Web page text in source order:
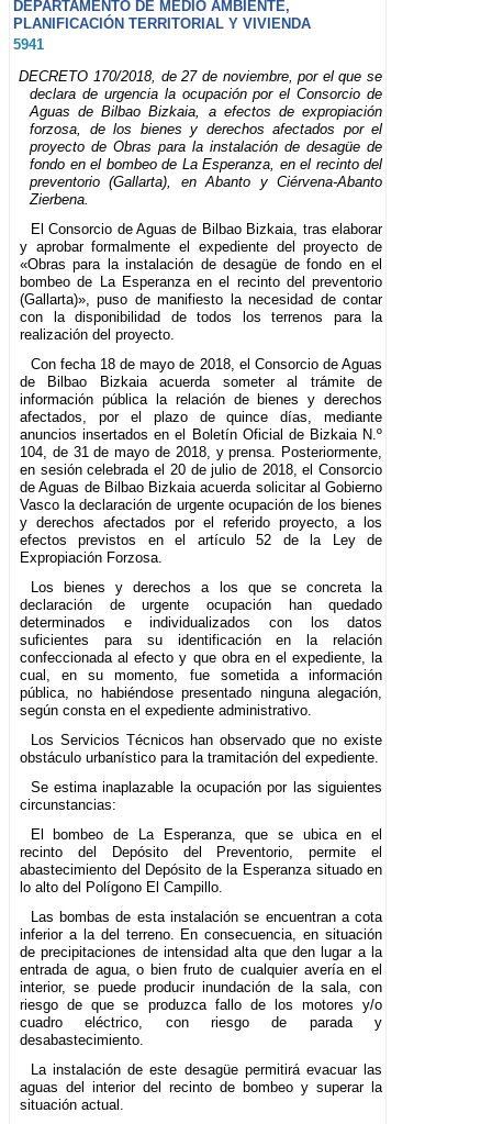
DEPARTAMENTO DE MEDIO AMBIENTE,
PLANIFICACIÓN TERRITORIAL Y VIVIENDA
5941
DECRETO 170/2018, de 27 de noviembre, por el que se
declara de urgencia la ocupación por el Consorcio de
Aguas de Bilbao Bizkaia, a efectos de expropiación
forzosa, de los bienes y derechos afectados por el
proyecto de Obras para la instalación de desagüe de
fondo en el bombeo de La Esperanza, en el recinto del
preventorio (Gallarta), en Abanto y Ciérvena-Abanto
Zierbena.
El Consorcio de Aguas de Bilbao Bizkaia, tras elaborar
y aprobar formalmente el expediente del proyecto de
«Obras para la instalación de desagüe de fondo en el
bombeo de La Esperanza en el recinto del preventorio
(Gallarta)», puso de manifiesto la necesidad de contar
con la disponibilidad de todos los terrenos para la
realización del proyecto.
Con fecha 18 de mayo de 2018, el Consorcio de Aguas
de Bilbao Bizkaia acuerda someter al trámite de
información pública la relación de bienes y derechos
afectados, por el plazo de quince días, mediante
anuncios insertados en el Boletín Oficial de Bizkaia N.º
104, de 31 de mayo de 2018, y prensa. Posteriormente,
en sesión celebrada el 20 de julio de 2018, el Consorcio
de Aguas de Bilbao Bizkaia acuerda solicitar al Gobierno
Vasco la declaración de urgente ocupación de los bienes
y derechos afectados por el referido proyecto, a los
efectos previstos en el artículo 52 de la Ley de
Expropiación Forzosa.
Los bienes y derechos a los que se concreta la
declaración de urgente ocupación han quedado
determinados e individualizados con los datos
suficientes para su identificación en la relación
confeccionada al efecto y que obra en el expediente, la
cual, en su momento, fue sometida a información
pública, no habiéndose presentado ninguna alegación,
según consta en el expediente administrativo.
Los Servicios Técnicos han observado que no existe
obstáculo urbanístico para la tramitación del expediente.
Se estima inaplazable la ocupación por las siguientes
circunstancias:
El bombeo de La Esperanza, que se ubica en el
recinto del Depósito del Preventorio, permite el
abastecimiento del Depósito de la Esperanza situado en
lo alto del Polígono El Campillo.
Las bombas de esta instalación se encuentran a cota
inferior a la del terreno. En consecuencia, en situación
de precipitaciones de intensidad alta que den lugar a la
entrada de agua, o bien fruto de cualquier avería en el
interior, se puede producir inundación de la sala, con
riesgo de que se produzca fallo de los motores y/o
cuadro eléctrico, con riesgo de parada y
desabastecimiento.
La instalación de este desagüe permitirá evacuar las
aguas del interior del recinto de bombeo y superar la
situación actual.